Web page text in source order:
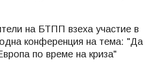
на БТПП взеха участие в
конференция на тема: "Да
по време на криза"